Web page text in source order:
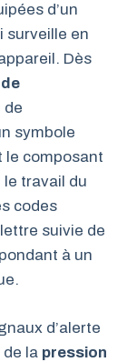
d’un
surveille en
Dès
de
symbole
le composant
travail du
codes
suivie de
à un
d’alerte
de la pression